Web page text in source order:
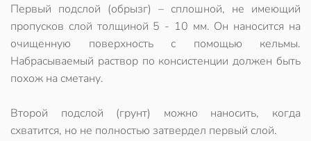
Первый подслой (обрызг) – сплошной, не имеющий
пропусков слой толщиной 5 - 10 мм. Он наносится на
очищенную поверхность с помощью кельмы.
Набрасываемый раствор по консистенции должен быть
похож на сметану.
Второй подслой (грунт) можно наносить, когда
схватится, но не полностью затвердел первый слой.